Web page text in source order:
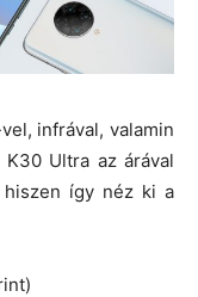
infrával, valamin
Ultra az árával
hiszen így néz ki a